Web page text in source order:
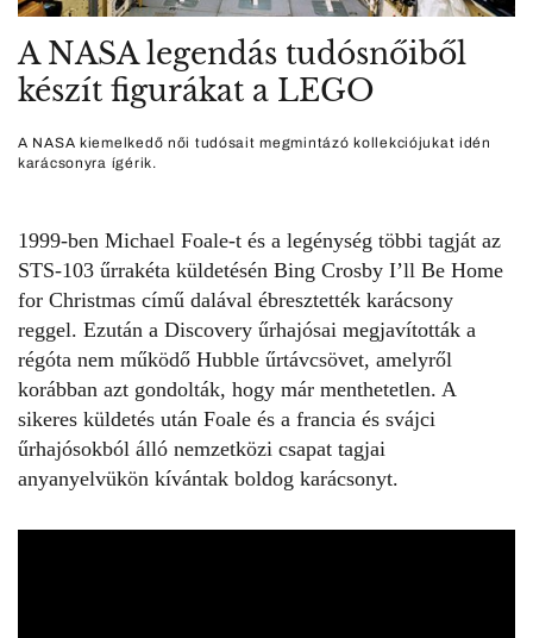
A NASA legendás tudósnőiből
készít figurákat a LEGO
A NASA kiemelkedő női tudósait megmintázó kollekciójukat idén
karácsonyra ígérik.
1999-ben Michael Foale-t és a legénység többi tagját az
STS-103 űrrakéta küldetésén Bing Crosby I’ll Be Home
for Christmas című dalával ébresztették karácsony
reggel. Ezután a Discovery űrhajósai megjavították a
régóta nem működő Hubble űrtávcsövet, amelyről
korábban azt gondolták, hogy már menthetetlen. A
sikeres küldetés után Foale és a francia és svájci
űrhajósokból álló nemzetközi csapat tagjai
anyanyelvükön kívántak boldog karácsonyt.